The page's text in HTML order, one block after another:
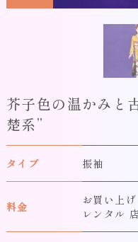
芥子色の温かみと
楚系”
タイプ 振袖
料金
お買い上
レンタル